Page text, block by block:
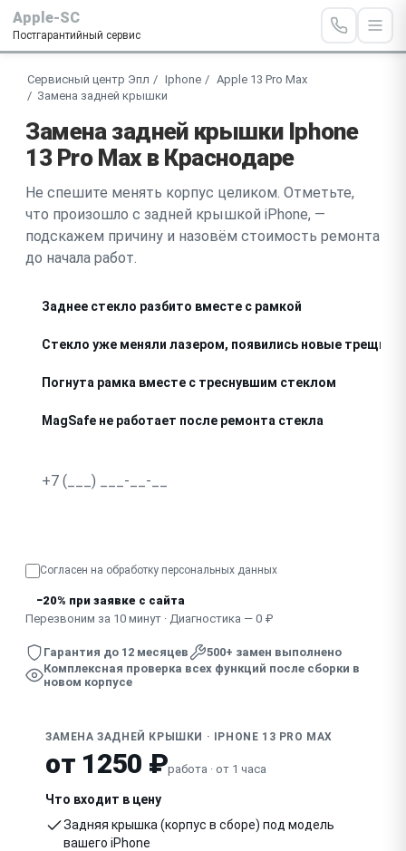
Apple-SC
Постгарантийный сервис
Сервисный центр Эпл Iphone
Apple 13 Pro Max
Замена задней крышки
Замена задней крышки Iphone
13 Pro Max в Краснодаре
Не спешите менять корпус целиком. Отметьте,
что произошло с задней крышкой iPhone, —
подскажем причину и назовём стоимость ремонта
до начала работ.
Заднее стекло разбито вместе с рамкой
Стекло уже меняли лазером, появились новые трещины
Погнута рамка вместе с треснувшим стеклом
MagSafe не работает после ремонта стекла
Согласен на обработку персональных данных
−20% при заявке с сайта
Перезвоним за 10 минут · Диагностика — 0 ₽
Гарантия до 12 месяцев
500+ замен выполнено
Комплексная проверка всех функций после сборки в
новом корпусе
ЗАМЕНА ЗАДНЕЙ КРЫШКИ · IPHONE 13 PRO MAX
от 1250 ₽работа · от 1 часа
Что входит в цену
Задняя крышка (корпус в сборе) под модель
вашего iPhone